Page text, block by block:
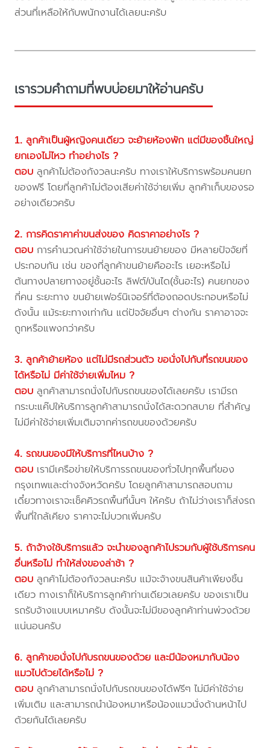
ส่วนที่เหลือให้กับพนักงานได้เลยนะครับ
เรารวมคำถามที่พบบ่อยมาให้อ่านครับ
1. ลูกค้าเป็นผู้หญิงคนเดียว จะย้ายห้องพัก แต่มีของชิ้นใหญ่
ยกเองไม่ไหว ทำอย่างไร ?
ตอบ ลูกค้าไม่ต้องกังวลนะครับ ทางเราให้บริการพร้อมคนยก
ของฟรี โดยที่ลูกค้าไม่ต้องเสียค่าใช้จ่ายเพิ่ม ลูกค้าเก็บของรอ
อย่างเดียวครับ
2. การคิดราคาค่าขนส่งของ คิดราคาอย่างไร ?
ตอบ การคำนวณค่าใช้จ่ายในการขนย้ายของ มีหลายปัจจัยที่
ประกอบกัน เช่น ของที่ลูกค้าขนย้ายคืออะไร เยอะหรือไม่
ต้นทางปลายทางอยู่ชั้นอะไร ลิฟต์/บันได(ชั้นอะไร) คนยกของ
กี่คน ระยะทาง ขนย้ายเฟอร์นิเจอร์ที่ต้องถอดประกอบหรือไม่
ดังนั้น แม้ระยะทางเท่ากัน แต่ปัจจัยอื่นๆ ต่างกัน ราคาอาจจะ
ถูกหรือแพงกว่าครับ
3. ลูกค้าย้ายห้อง แต่ไม่มีรถส่วนตัว ขอนั่งไปกับที่รถขนของ
ได้หรือไม่ มีค่าใช้จ่ายเพิ่มไหม ?
ตอบ ลูกค้าสามารถนั่งไปกับรถขนของได้เลยครับ เรามีรถ
กระบะแค๊ปให้บริการลูกค้าสามารถนั่งได้สะดวกสบาย ที่สำคัญ
ไม่มีค่าใช้จ่ายเพิ่มเติมจากค่ารถขนของด้วยครับ
4. รถขนของมีให้บริการที่ไหนบ้าง ?
ตอบ เรามีเครือข่ายให้บริการรถขนของทั่วไปทุกพื้นที่ของ
กรุงเทพและต่างจังหวัดครับ โดยลูกค้าสามารถสอบถาม
เดี๋ยวทางเราจะเช็คคิวรถพื้นที่นั้นๆ ให้ครับ ถ้าไม่ว่างเราก็ส่งรถ
พื้นที่ใกล้เคียง ราคาจะไม่บวกเพิ่มครับ
5. ถ้าจ้างใช้บริการแล้ว จะนำของลูกค้าไปรวมกับผู้ใช้บริการคน
อื่นหรือไม่ ทำให้ส่งของล่าช้า ?
ตอบ ลูกค้าไม่ต้องกังวลนะครับ แม้จะจ้างขนสินค้าเพียงชิ้น
เดียว ทางเราก็ให้บริการลูกค้าท่านเดียวเลยครับ ของเราเป็น
รถรับจ้างแบบเหมาครับ ดังนั้นจะไม่มีของลูกค้าท่านพ่วงด้วย
แน่นอนครับ
6. ลูกค้าขอนั่งไปกับรถขนของด้วย และมีน้องหมากับน้อง
แมวไปด้วยได้หรือไม่ ?
ตอบ ลูกค้าสามารถนั่งไปกับรถขนของได้ฟรีๆ ไม่มีค่าใช้จ่าย
เพิ่มเติม และสามารถนำน้องหมาหรือน้องแมวนั่งด้านหน้าไป
ด้วยกันได้เลยครับ